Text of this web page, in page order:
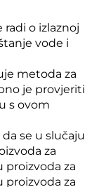
radi o izlaznoj
vode i
metoda za
je provjeriti
s ovom
se u slučaju
za
proizvoda za
proizvoda za